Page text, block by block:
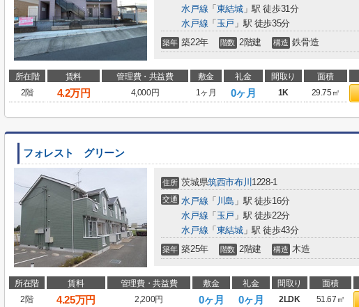
水戸線 「 東結城」駅 徒歩31分
水戸線 「 玉戸 」駅 徒歩35分
築年 築22年 階数 2階建 構造 鉄骨造
所在階 賃料 管理費・共益費 敷金 礼金 間取り 面積
2階
4.2万円 4,000円 1ヶ月 0ヶ月 1K 29.75㎡
フォレスト グリーン
住所 茨城県筑西市布川 1228-1
交通 水戸線 「 川島 」駅 徒歩16分
水戸線 「 玉戸 」駅 徒歩22分
水戸線 「 東結城」駅 徒歩43分
築年 築25年 階数 2階建 構造 木造
所在階 賃料 管理費・共益費 敷金 礼金 間取り 面積
2階
4.25万円 2,200円 0ヶ月 0ヶ月 2LDK 51.67㎡